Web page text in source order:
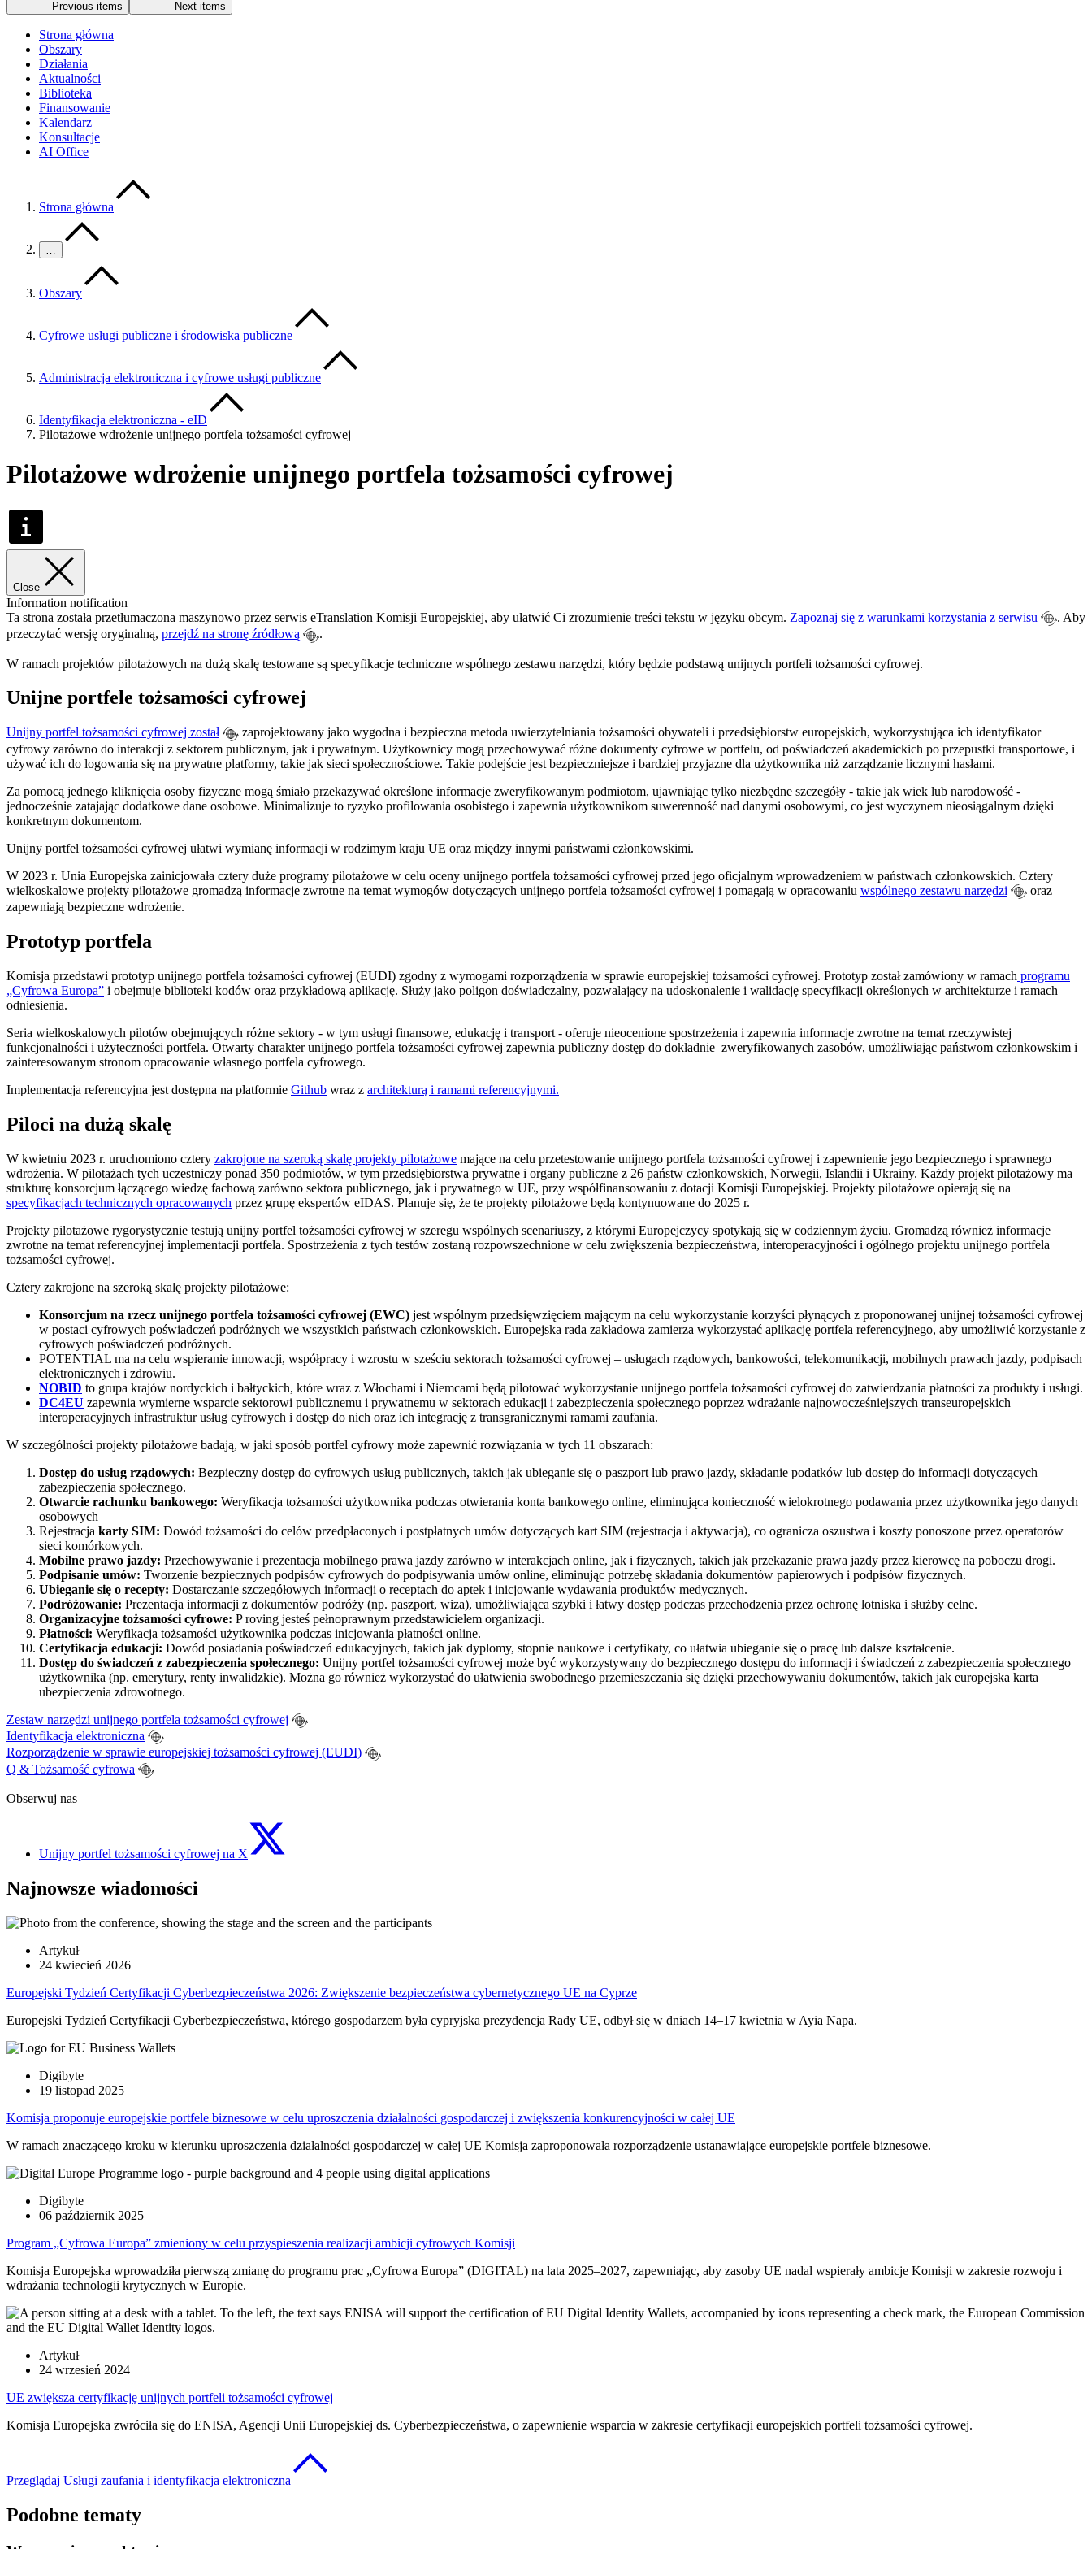
Previous items Next items
Strona główna
Obszary
Działania
Aktualności
Biblioteka
Finansowanie
Kalendarz
Konsultacje
AI Office
Strona główna
…
Obszary
Cyfrowe usługi publiczne i środowiska publiczne
Administracja elektroniczna i cyfrowe usługi publiczne
Identyfikacja elektroniczna - eID
Pilotażowe wdrożenie unijnego portfela tożsamości cyfrowej
Pilotażowe wdrożenie unijnego portfela tożsamości cyfrowej
Close
Information notification
Ta strona została przetłumaczona maszynowo przez serwis eTranslation Komisji Europejskiej, aby ułatwić Ci zrozumienie treści tekstu w języku obcym. Zapoznaj się z warunkami korzystania z serwisu
. Aby
przeczytać wersję oryginalną, przejdź na stronę źródłową .
W ramach projektów pilotażowych na dużą skalę testowane są specyfikacje techniczne wspólnego zestawu narzędzi, który będzie podstawą unijnych portfeli tożsamości cyfrowej.
Unijne portfele tożsamości cyfrowej
Unijny portfel tożsamości cyfrowej został
zaprojektowany jako wygodna i bezpieczna metoda uwierzytelniania tożsamości obywateli i przedsiębiorstw europejskich, wykorzystująca ich identyfikator
cyfrowy zarówno do interakcji z sektorem publicznym, jak i prywatnym. Użytkownicy mogą przechowywać różne dokumenty cyfrowe w portfelu, od poświadczeń akademickich po przepustki transportowe, i
używać ich do logowania się na prywatne platformy, takie jak sieci społecznościowe. Takie podejście jest bezpieczniejsze i bardziej przyjazne dla użytkownika niż zarządzanie licznymi hasłami.
Za pomocą jednego kliknięcia osoby fizyczne mogą śmiało przekazywać określone informacje zweryfikowanym podmiotom, ujawniając tylko niezbędne szczegóły - takie jak wiek lub narodowość -
jednocześnie zatajając dodatkowe dane osobowe. Minimalizuje to ryzyko profilowania osobistego i zapewnia użytkownikom suwerenność nad danymi osobowymi, co jest wyczynem nieosiągalnym dzięki
konkretnym dokumentom.
Unijny portfel tożsamości cyfrowej ułatwi wymianę informacji w rodzimym kraju UE oraz między innymi państwami członkowskimi.
W 2023 r. Unia Europejska zainicjowała cztery duże programy pilotażowe w celu oceny unijnego portfela tożsamości cyfrowej przed jego oficjalnym wprowadzeniem w państwach członkowskich. Cztery
wielkoskalowe projekty pilotażowe gromadzą informacje zwrotne na temat wymogów dotyczących unijnego portfela tożsamości cyfrowej i pomagają w opracowaniu wspólnego zestawu narzędzi
oraz
zapewniają bezpieczne wdrożenie.
Prototyp portfela
Komisja przedstawi prototyp unijnego portfela tożsamości cyfrowej (EUDI) zgodny z wymogami rozporządzenia w sprawie europejskiej tożsamości cyfrowej. Prototyp został zamówiony w ramach programu
„Cyfrowa Europa” i obejmuje biblioteki kodów oraz przykładową aplikację. Służy jako poligon doświadczalny, pozwalający na udoskonalenie i walidację specyfikacji określonych w architekturze i ramach
odniesienia.
Seria wielkoskalowych pilotów obejmujących różne sektory - w tym usługi finansowe, edukację i transport - oferuje nieocenione spostrzeżenia i zapewnia informacje zwrotne na temat rzeczywistej
funkcjonalności i użyteczności portfela. Otwarty charakterunijnego portfela tożsamości cyfrowej zapewnia publiczny dostęp do dokładnie zweryfikowanych zasobów, umożliwiając państwom członkowskim i
zainteresowanym stronom opracowanie własnego portfela cyfrowego.
Implementacja referencyjna jest dostępna na platformie Github wraz z architekturą i ramami referencyjnymi.
Piloci na dużą skalę
W kwietniu 2023 r. uruchomiono cztery zakrojone na szeroką skalę projekty pilotażowe mające na celu przetestowanie unijnego portfela tożsamości cyfrowej i zapewnienie jego bezpiecznego i sprawnego
wdrożenia. W pilotażach tych uczestniczy ponad 350 podmiotów, w tym przedsiębiorstwa prywatne i organy publiczne z 26 państw członkowskich, Norwegii, Islandii i Ukrainy. Każdy projekt pilotażowy ma
strukturę konsorcjum łączącego wiedzę fachową zarówno sektora publicznego, jak i prywatnego w UE, przy współfinansowaniu z dotacji Komisji Europejskiej. Projekty pilotażowe opierają się na
specyfikacjach technicznych opracowanych przez grupę ekspertów eIDAS. Planuje się, że te projekty pilotażowe będą kontynuowane do 2025 r.
Projekty pilotażowe rygorystycznie testują unijny portfel tożsamości cyfrowej w szeregu wspólnych scenariuszy, z którymi Europejczycy spotykają się w codziennym życiu. Gromadzą również informacje
zwrotne na temat referencyjnej implementacji portfela. Spostrzeżenia z tych testów zostaną rozpowszechnione w celu zwiększenia bezpieczeństwa, interoperacyjności i ogólnego projektu unijnego portfela
tożsamości cyfrowej.
Cztery zakrojone na szeroką skalę projekty pilotażowe:
Konsorcjum na rzecz unijnego portfela tożsamości cyfrowej (EWC) jest wspólnym przedsięwzięciem mającym na celu wykorzystanie korzyści płynących z proponowanej unijnej tożsamości cyfrowej
w postaci cyfrowych poświadczeń podróżnych we wszystkich państwach członkowskich. Europejska rada zakładowa zamierza wykorzystać aplikację portfela referencyjnego, aby umożliwić korzystanie z
cyfrowych poświadczeń podróżnych.
POTENTIAL ma na celu wspieranie innowacji, współpracy i wzrostu w sześciu sektorach tożsamości cyfrowej – usługach rządowych, bankowości, telekomunikacji, mobilnych prawach jazdy, podpisach
elektronicznych i zdrowiu.
NOBID to grupa krajów nordyckich i bałtyckich, które wraz z Włochami i Niemcami będą pilotować wykorzystanie unijnego portfela tożsamości cyfrowej do zatwierdzania płatności za produkty i usługi.
DC4EU zapewnia wymierne wsparcie sektorowi publicznemu i prywatnemu w sektorach edukacji i zabezpieczenia społecznego poprzez wdrażanie najnowocześniejszych transeuropejskich
interoperacyjnych infrastruktur usług cyfrowych i dostęp do nich oraz ich integrację z transgranicznymi ramami zaufania.
W szczególności projekty pilotażowe badają, w jaki sposób portfel cyfrowy może zapewnić rozwiązania w tych 11 obszarach:
Dostęp do usług rządowych: Bezpieczny dostęp do cyfrowych usług publicznych, takich jak ubieganie się o paszport lub prawo jazdy, składanie podatków lub dostęp do informacji dotyczących
zabezpieczenia społecznego.
Otwarcie rachunku bankowego: Weryfikacja tożsamości użytkownika podczas otwierania konta bankowego online, eliminująca konieczność wielokrotnego podawania przez użytkownika jego danych
osobowych
Rejestracja karty SIM: Dowód tożsamości do celów przedpłaconych i postpłatnych umów dotyczących kart SIM (rejestracja i aktywacja), co ogranicza oszustwa i koszty ponoszone przez operatorów
sieci komórkowych.
Mobilne prawo jazdy: Przechowywanie i prezentacja mobilnego prawa jazdy zarówno w interakcjach online, jak i fizycznych, takich jak przekazanie prawa jazdy przez kierowcę na poboczu drogi.
Podpisanie umów: Tworzenie bezpiecznych podpisów cyfrowych do podpisywania umów online, eliminując potrzebę składania dokumentów papierowych i podpisów fizycznych.
Ubieganie się o recepty: Dostarczanie szczegółowych informacji o receptach do aptek i inicjowanie wydawania produktów medycznych.
Podróżowanie: Prezentacja informacji z dokumentów podróży (np. paszport, wiza), umożliwiająca szybki i łatwy dostęp podczas przechodzenia przez ochronę lotniska i służby celne.
Organizacyjne tożsamości cyfrowe: Proving jesteś pełnoprawnym przedstawicielem organizacji.
Płatności: Weryfikacja tożsamości użytkownika podczas inicjowania płatności online.
Certyfikacja edukacji: Dowód posiadania poświadczeń edukacyjnych, takich jak dyplomy, stopnie naukowe i certyfikaty, co ułatwia ubieganie się o pracę lub dalsze kształcenie.
Dostęp do świadczeń z zabezpieczenia społecznego: Unijny portfel tożsamości cyfrowej może być wykorzystywany do bezpiecznego dostępu do informacji i świadczeń z zabezpieczenia społecznego
użytkownika (np. emerytury, renty inwalidzkie). Można go również wykorzystać do ułatwienia swobodnego przemieszczania się dzięki przechowywaniu dokumentów, takich jak europejska karta
ubezpieczenia zdrowotnego.
Zestaw narzędzi unijnego portfela tożsamości cyfrowej
Identyfikacja elektroniczna
Rozporządzenie w sprawie europejskiej tożsamości cyfrowej (EUDI)
Q & Tożsamość cyfrowa
Obserwuj nas
Unijny portfel tożsamości cyfrowej na X
Najnowsze wiadomości
Artykuł
24 kwiecień 2026
Europejski Tydzień Certyfikacji Cyberbezpieczeństwa 2026: Zwiększenie bezpieczeństwa cybernetycznego UE na Cyprze
Europejski Tydzień Certyfikacji Cyberbezpieczeństwa, którego gospodarzem była cypryjska prezydencja Rady UE, odbył się w dniach 14–17 kwietnia w Ayia Napa.
Digibyte
19 listopad 2025
Komisja proponuje europejskie portfele biznesowe w celu uproszczenia działalności gospodarczej i zwiększenia konkurencyjności w całej UE
W ramach znaczącego kroku w kierunku uproszczenia działalności gospodarczej w całej UE Komisja zaproponowała rozporządzenie ustanawiające europejskie portfele biznesowe.
Digibyte
06 październik 2025
Program „Cyfrowa Europa” zmieniony w celu przyspieszenia realizacji ambicji cyfrowych Komisji
Komisja Europejska wprowadziła pierwszą zmianę do programu prac „Cyfrowa Europa” (DIGITAL) na lata 2025–2027, zapewniając, aby zasoby UE nadal wspierały ambicje Komisji w zakresie rozwoju i
wdrażania technologii krytycznych w Europie.
Artykuł
24 wrzesień 2024
UE zwiększa certyfikację unijnych portfeli tożsamości cyfrowej
Komisja Europejska zwróciła się do ENISA, Agencji Unii Europejskiej ds. Cyberbezpieczeństwa, o zapewnienie wsparcia w zakresie certyfikacji europejskich portfeli tożsamości cyfrowej.
Przeglądaj Usługi zaufania i identyfikacja elektroniczna
Podobne tematy